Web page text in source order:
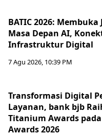
BATIC 2026:
Masa Depan AI,
Infrastruktur Digital
7 Agu 2026, 10:39 PM
Transformasi Digital
Layanan, bank bjb
Titanium Awards pada
Awards 2026